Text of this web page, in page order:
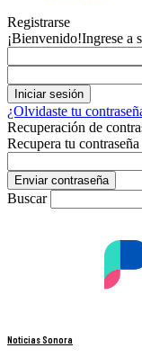
Registrarse
¡Bienvenido!Ingrese a
¿Olvidaste tu
Recuperación de
Recupera tu contraseña
Buscar
Noticias Sonora